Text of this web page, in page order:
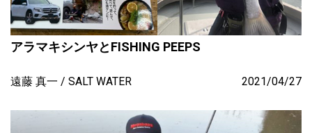
アラマキシンヤとFISHING PEEPS
遠藤 真一 SALT WATER 2021/04/27